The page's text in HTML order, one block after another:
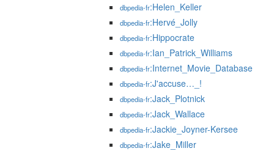
dbpedia-fr:Helen_Keller
dbpedia-fr:Hervé_Jolly
dbpedia-fr:Hippocrate
dbpedia-fr:Ian_Patrick_Williams
dbpedia-fr:Internet_Movie_Database
dbpedia-fr:J'accuse…_!
dbpedia-fr:Jack_Plotnick
dbpedia-fr:Jack_Wallace
dbpedia-fr:Jackie_Joyner-Kersee
dbpedia-fr:Jake_Miller